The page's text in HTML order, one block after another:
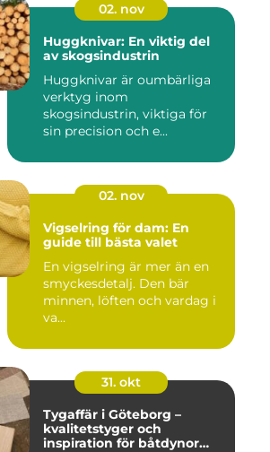
02. nov
Huggknivar: En viktig del
av skogsindustrin
Huggknivar är oumbärliga
verktyg inom
skogsindustrin, viktiga för
sin precision och e...
02. nov
Vigselring för dam: En
guide till bästa valet
En vigselring är mer än en
smyckesdetalj. Den bär
minnen, löften och vardag i
va...
31. okt
Tygaffär i Göteborg –
kvalitetstyger och
inspiration för båtdynor